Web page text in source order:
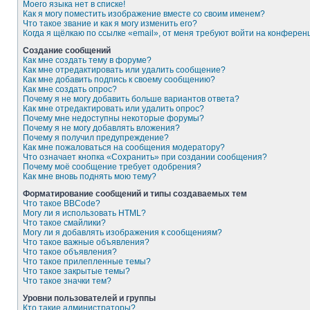
Моего языка нет в списке!
Как я могу поместить изображение вместе со своим именем?
Что такое звание и как я могу изменить его?
Когда я щёлкаю по ссылке «email», от меня требуют войти на
Создание сообщений
Как мне создать тему в форуме?
Как мне отредактировать или удалить сообщение?
Как мне добавить подпись к своему сообщению?
Как мне создать опрос?
Почему я не могу добавить больше вариантов ответа?
Как мне отредактировать или удалить опрос?
Почему мне недоступны некоторые форумы?
Почему я не могу добавлять вложения?
Почему я получил предупреждение?
Как мне пожаловаться на сообщения модератору?
Что означает кнопка «Сохранить» при создании сообщения?
Почему моё сообщение требует одобрения?
Как мне вновь поднять мою тему?
Форматирование сообщений и типы создаваемых тем
Что такое BBCode?
Могу ли я использовать HTML?
Что такое смайлики?
Могу ли я добавлять изображения к сообщениям?
Что такое важные объявления?
Что такое объявления?
Что такое прилепленные темы?
Что такое закрытые темы?
Что такое значки тем?
Уровни пользователей и группы
Кто такие администраторы?